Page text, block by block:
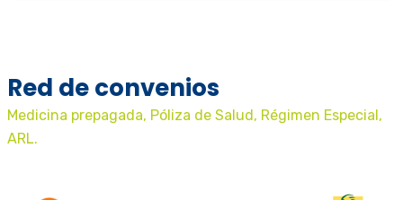
Red de convenios
Medicina prepagada, Póliza de Salud, Régimen Especial,
ARL.